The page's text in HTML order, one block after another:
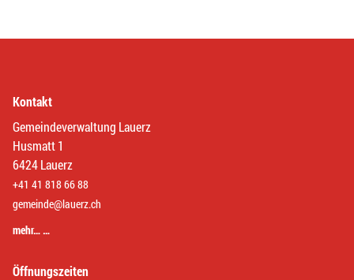
Kontakt
Gemeindeverwaltung Lauerz
Husmatt 1
6424 Lauerz
+41 41 818 66 88
gemeinde@lauerz.ch
mehr… …
Öffnungszeiten